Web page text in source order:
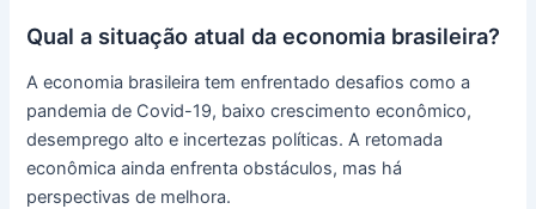
Qual a situação atual da economia brasileira?
A economia brasileira tem enfrentado desafios como a
pandemia de Covid-19, baixo crescimento econômico,
desemprego alto e incertezas políticas. A retomada
econômica ainda enfrenta obstáculos, mas há
perspectivas de melhora.